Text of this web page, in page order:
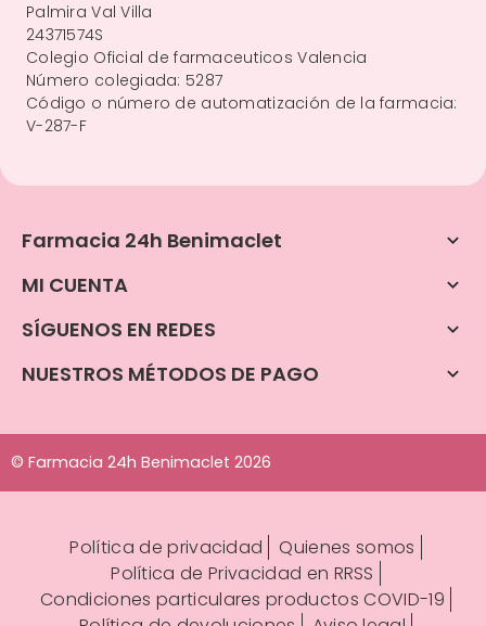
Palmira Val Villa
24371574S
Colegio Oficial de farmaceuticos Valencia
Número colegiada: 5287
Código o número de automatización de la farmacia:
V-287-F
Farmacia 24h Benimaclet 
MI CUENTA 
SÍGUENOS EN REDES 
NUESTROS MÉTODOS DE PAGO 
© Farmacia 24h Benimaclet 2026
Política de privacidad
Quienes somos
Política de Privacidad en RRSS
Condiciones particulares productos COVID-19